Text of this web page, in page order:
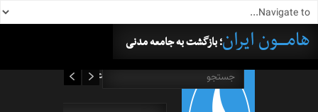
هامــــون ایران؛ بازگشت به جامعه مدنی